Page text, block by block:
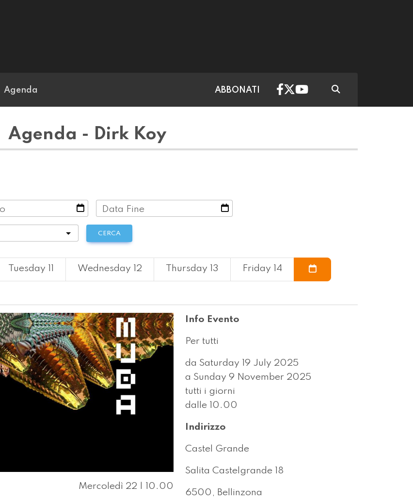
Agenda ABBONATI
Agenda - Dirk Koy
Data Fine
CERCA
Tuesday 11 Wednesday 12 Thursday 13 Friday 14
Mercoledì 22 | 10.00
Info Evento
Per tutti
da Saturday 19 July 2025
a Sunday 9 November 2025
tutti i giorni
dalle 10.00
Indirizzo
Castel Grande
Salita Castelgrande 18
6500, Bellinzona